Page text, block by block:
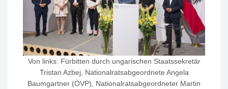
Von links: Fürbitten durch ungarischen Staatssekretär
Tristan Azbej, Nationalratsabgeordnete Angela
Baumgartner (ÖVP), Nationalratsabgeordneter Martin